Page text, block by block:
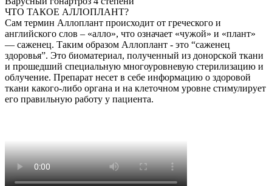
ЧТО ТАКОЕ АЛЛОПЛАНТ?
Сам термин Аллоплант происходит от греческого и
английского слов – «алло», что означает «чужой» и «плант»
— саженец. Таким образом Аллоплант - это “саженец
здоровья”. Это биоматериал, полученный из донорской ткани
и прошедший специальную многоуровневую стерилизацию и
облучение. Препарат несет в себе информацию о здоровой
ткани какого-либо органа и на клеточном уровне стимулирует
его правильную работу у пациента.